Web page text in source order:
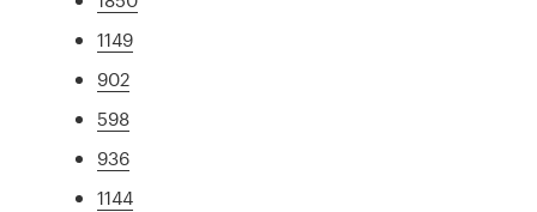
1149
902
598
936
1144